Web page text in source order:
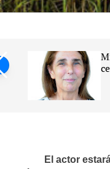
El actor